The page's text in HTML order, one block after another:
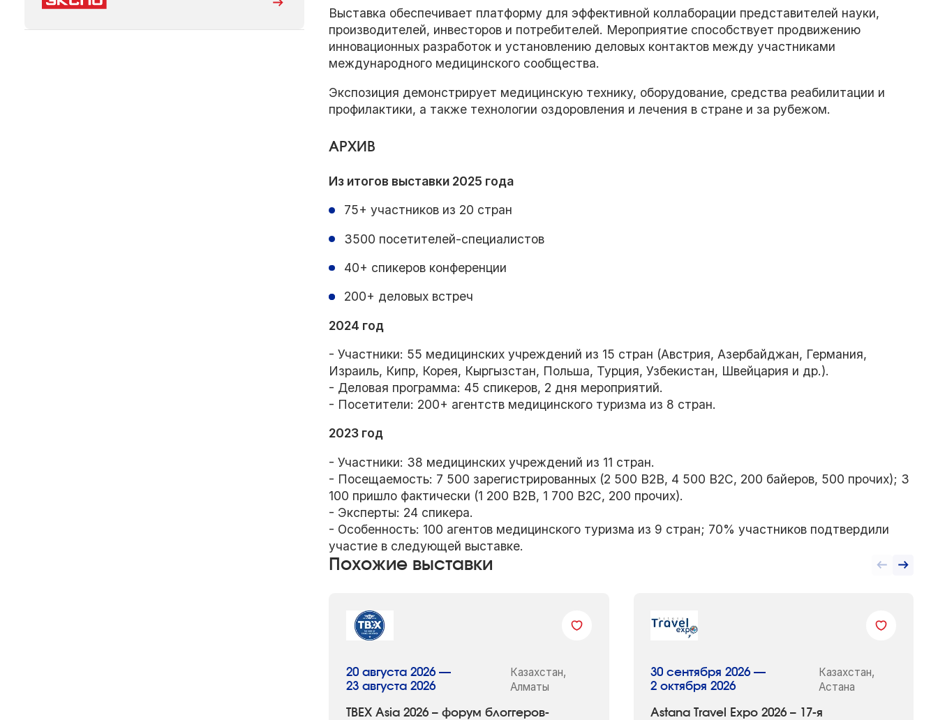
Выставка обеспечивает платформу для эффективной коллаборации представителей науки,
производителей, инвесторов и потребителей. Мероприятие способствует продвижению
инновационных разработок и установлению деловых контактов между участниками
международного медицинского сообщества.
Экспозиция демонстрирует медицинскую технику, оборудование, средства реабилитации и
профилактики, а также технологии оздоровления и лечения в стране и за рубежом.
АРХИВ
Из итогов выставки 2025 года
75+ участников из 20 стран
3500 посетителей-специалистов
40+ спикеров конференции
200+ деловых встреч
2024 год
- Участники: 55 медицинских учреждений из 15 стран (Австрия, Азербайджан, Германия,
Израиль, Кипр, Корея, Кыргызстан, Польша, Турция, Узбекистан, Швейцария и др.).
- Деловая программа: 45 спикеров, 2 дня мероприятий.
- Посетители: 200+ агентств медицинского туризма из 8 стран.
2023 год
- Участники: 38 медицинских учреждений из 11 стран.
- Посещаемость: 7 500 зарегистрированных (2 500 B2B, 4 500 B2C, 200 байеров, 500 прочих); 3
100 пришло фактически (1 200 B2B, 1 700 B2C, 200 прочих).
- Эксперты: 24 спикера.
- Особенность: 100 агентов медицинского туризма из 9 стран; 70% участников подтвердили
участие в следующей выставке.
Похожие выставки
TBEX Asia 2026 – форум блоггеров-
20 августа 2026 —
23 августа 2026
Казахстан,
Алматы
Astana Travel Expo 2026 – 17-я
30 сентября 2026 —
2 октября 2026
Казахстан,
Астана